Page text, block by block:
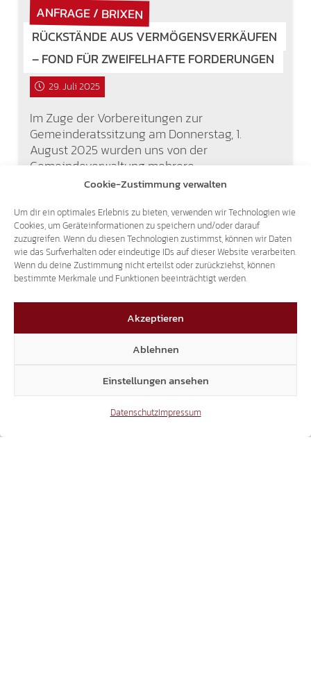
Cookie-Zustimmung verwalten
Um dir ein optimales Erlebnis zu bieten, verwenden wir Technologien wie
Cookies, um Geräteinformationen zu speichern und/oder darauf
zuzugreifen. Wenn du diesen Technologien zustimmst, können wir Daten
wie das Surfverhalten oder eindeutige IDs auf dieser Website verarbeiten.
Wenn du deine Zustimmung nicht erteilst oder zurückziehst, können
bestimmte Merkmale und Funktionen beeinträchtigt werden.
Akzeptieren
Ablehnen
Einstellungen ansehen
DatenschutzImpressum
ANFRAGE / BRIXEN
RÜCKSTÄNDE AUS VERMÖGENSVERKÄUFEN
– FOND FÜR ZWEIFELHAFTE FORDERUNGEN
29. Juli 2025
Im Zuge der Vorbereitungen zur
Gemeinderatssitzung am Donnerstag, 1.
August 2025 wurden uns von der
Gemeindeverwaltung mehrere
Haushaltsunterlagen zur Verfügung gestellt –
Abschlussbericht „Fondo crediti di…
5
6